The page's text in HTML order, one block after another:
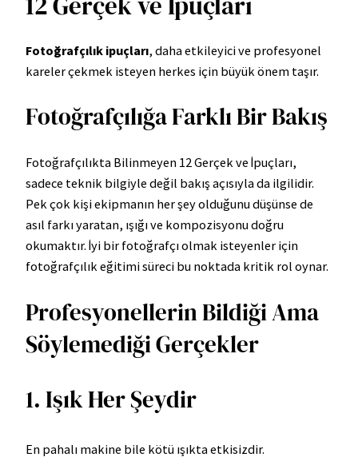
Fotoğrafçılık ipuçları, daha etkileyici ve profesyonel
kareler çekmek isteyen herkes için büyük önem taşır.
Fotoğrafçılığa Farklı Bir Bakış
Fotoğrafçılıkta Bilinmeyen 12 Gerçek ve İpuçları,
sadece teknik bilgiyle değil bakış açısıyla da ilgilidir.
Pek çok kişi ekipmanın her şey olduğunu düşünse de
asıl farkı yaratan, ışığı ve kompozisyonu doğru
okumaktır. İyi bir fotoğrafçı olmak isteyenler için
fotoğrafçılık eğitimi süreci bu noktada kritik rol oynar.
Profesyonellerin Bildiği Ama
Söylemediği Gerçekler
1. Işık Her Şeydir
En pahalı makine bile kötü ışıkta etkisizdir.